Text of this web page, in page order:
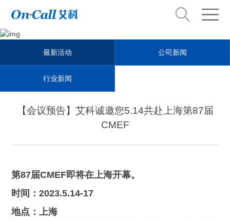
News Center
新闻中心
最新活动 公司新闻
行业新闻
【会议预告】艾科诚邀您5.14共赴上海第87届
CMEF
第87届CMEF即将在上海开幕。
时间：2023.5.14-17
地点：上海